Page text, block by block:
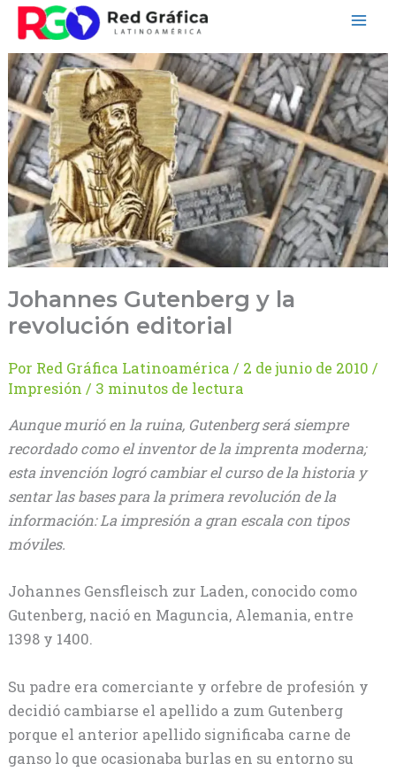
contenido
Johannes Gutenberg y la
revolución editorial
Por Red Gráfica Latinoamérica / 2 de junio de 2010 /
Impresión / 3 minutos de lectura
Aunque murió en la ruina, Gutenberg será siempre
recordado como el inventor de la imprenta moderna;
esta invención logró cambiar el curso de la historia y
sentar las bases para la primera revolución de la
información: La impresión a gran escala con tipos
móviles.
Johannes Gensfleisch zur Laden, conocido como
Gutenberg, nació en Maguncia, Alemania, entre
1398 y 1400.
Su padre era comerciante y orfebre de profesión y
decidió cambiarse el apellido a zum Gutenberg
porque el anterior apellido significaba carne de
ganso lo que ocasionaba burlas en su entorno su